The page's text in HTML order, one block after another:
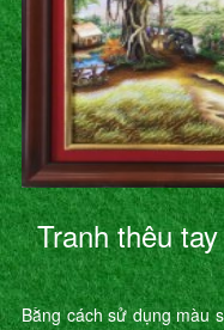
Tranh thêu
Bằng cách sử dụng màu